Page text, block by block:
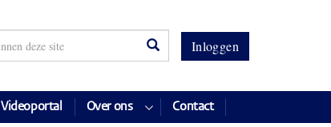
Inloggen
Videoportal Over ons Contact